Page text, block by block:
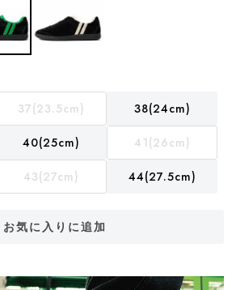
37(23.5cm) 38(24cm)
40(25cm) 41(26cm)
43(27cm) 44(27.5cm)
お気に入りに追加